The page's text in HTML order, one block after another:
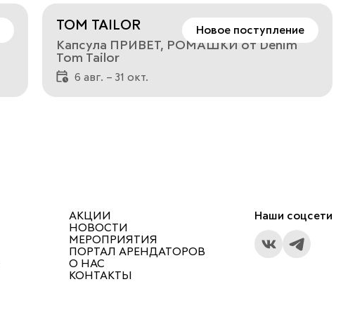
354-14-99 (Олег)
Новое поступление
TOM TAILOR
Капсула ПРИВЕТ, РОМАШКИ от Denim
Tom Tailor
6 авг. – 31 окт.
АКЦИИ
НОВОСТИ
МЕРОПРИЯТИЯ
ПОРТАЛ АРЕНДАТОРОВ
О НАС
КОНТАКТЫ
Наши соцсети